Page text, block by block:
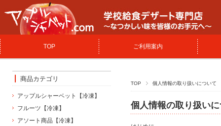
TOP ご利用案内
TOP 個人情報の取り扱いについて
個人情報の取り扱い
商品カテゴリ
アップルシャーベット【冷凍】
フルーツ【冷凍】
アソート商品【冷凍】